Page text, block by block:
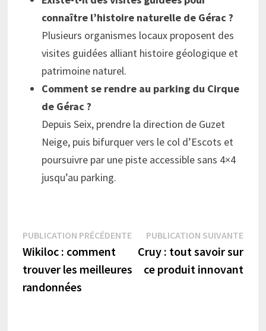
connaître l’histoire naturelle de Gérac ?
Plusieurs organismes locaux proposent des
visites guidées alliant histoire géologique et
patrimoine naturel.
Comment se rendre au parking du Cirque
de Gérac ?
Depuis Seix, prendre la direction de Guzet
Neige, puis bifurquer vers le col d’Escots et
poursuivre par une piste accessible sans 4×4
jusqu’au parking.
Navigation
de
l’article
PUBLICATION PRÉCÉDENTEPublication
précédente :
Wikiloc : comment
trouver les meilleures
randonnées
PUBLICATION SUIVANTE
Cruy : tout savoir sur
ce produit innovant